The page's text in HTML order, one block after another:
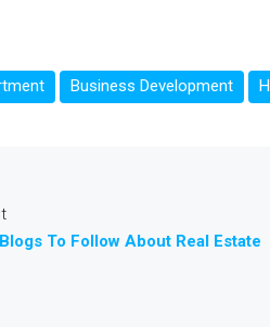
Business Development
To Follow About Real Estate